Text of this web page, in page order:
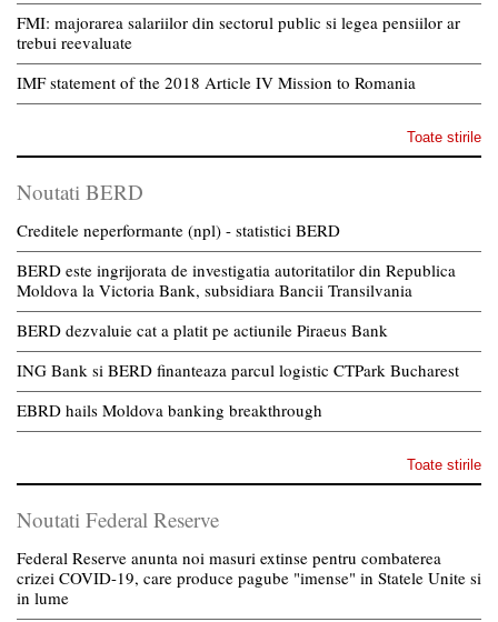
FMI: majorarea salariilor din sectorul public si legea pensiilor ar
trebui reevaluate
IMF statement of the 2018 Article IV Mission to Romania
Toate stirile
Noutati BERD
Creditele neperformante (npl) - statistici BERD
BERD este ingrijorata de investigatia autoritatilor din Republica
Moldova la Victoria Bank, subsidiara Bancii Transilvania
BERD dezvaluie cat a platit pe actiunile Piraeus Bank
ING Bank si BERD finanteaza parcul logistic CTPark Bucharest
EBRD hails Moldova banking breakthrough
Toate stirile
Noutati Federal Reserve
Federal Reserve anunta noi masuri extinse pentru combaterea
crizei COVID-19, care produce pagube "imense" in Statele Unite si
in lume